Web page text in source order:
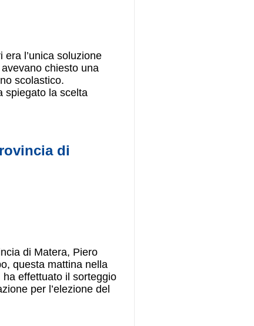
l’unica soluzione
chiesto una
scolastico.
spiegato la scelta
di
di Matera, Piero
questa mattina nella
effettuato il sorteggio
per l’elezione del